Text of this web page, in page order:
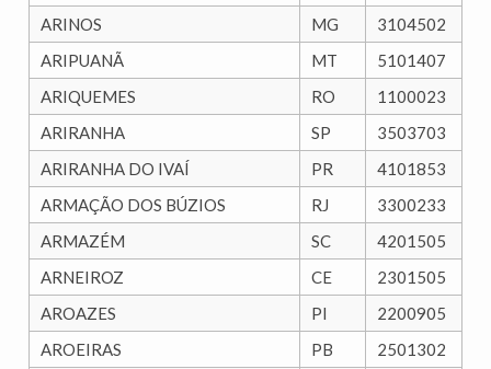
ARINOS
MG
3104502
ARIPUANÃ
MT
5101407
ARIQUEMES
RO
1100023
ARIRANHA
SP
3503703
ARIRANHA DO IVAÍ
PR
4101853
ARMAÇÃO DOS BÚZIOS
RJ
3300233
ARMAZÉM
SC
4201505
ARNEIROZ
CE
2301505
AROAZES
PI
2200905
AROEIRAS
PB
2501302